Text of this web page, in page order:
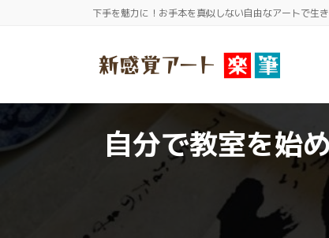
へ
キ
ョ
に
下手を魅力に！お手本を真似しない自由なアートで生
自分で教室を始